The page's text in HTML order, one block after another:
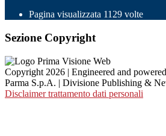
Pagina visualizzata 1129 volte
Sezione Copyright
Copyright 2026 | Engineered and
Parma S.p.A. | Divisione Publishing &
Disclaimer trattamento dati personali